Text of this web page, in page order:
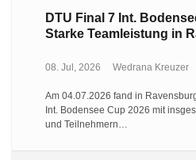
DTU Final 7 Int.
Starke Teamleistung in
08. Jul, 2026 Wedrana Kreuzer
Am 04.07.2026 fand in
Int. Bodensee Cup 2026 mit
und Teilnehmern…